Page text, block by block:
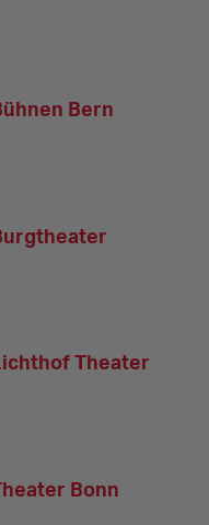
Bern
Theater
Bonn